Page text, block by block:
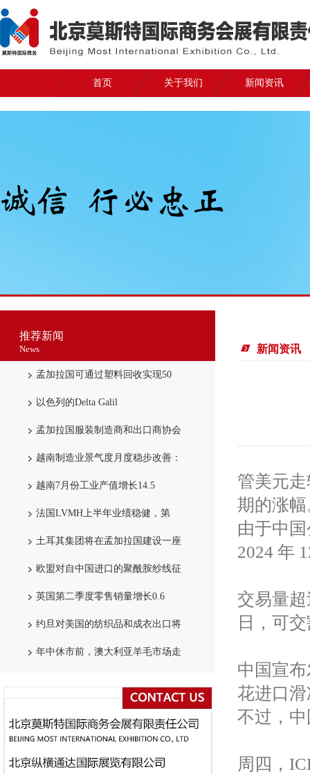
首页 关于我们 新闻资讯
推荐新闻
News
孟加拉国可通过塑料回收实现50
以色列的Delta Galil
孟加拉国服装制造商和出口商协会
越南制造业景气度月度稳步改善：
越南7月份工业产值增长14.5
法国LVMH上半年业绩稳健，第
土耳其集团将在孟加拉国建设一座
欧盟对自中国进口的聚酰胺纱线征
英国第二季度零售销量增长0.6
约旦对美国的纺织品和成衣出口将
年中休市前，澳大利亚羊毛市场走
新闻资讯
管美元
期的涨
由于中
2024 年
交易量超
日，可
中国宣
花进口
不过，
周四，